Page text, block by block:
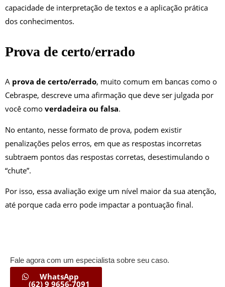
capacidade de interpretação de textos e a aplicação prática
dos conhecimentos.
Prova de certo/errado
A prova de certo/errado, muito comum em bancas como o
Cebraspe, descreve uma afirmação que deve ser julgada por
você como verdadeira ou falsa.
No entanto, nesse formato de prova, podem existir
penalizações pelos erros, em que as respostas incorretas
subtraem pontos das respostas corretas, desestimulando o
“chute”.
Por isso, essa avaliação exige um nível maior da sua atenção,
até porque cada erro pode impactar a pontuação final.
Fale agora com um especialista sobre seu caso.
WhatsApp
(62) 9 9656-7091